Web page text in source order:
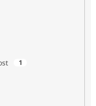
1